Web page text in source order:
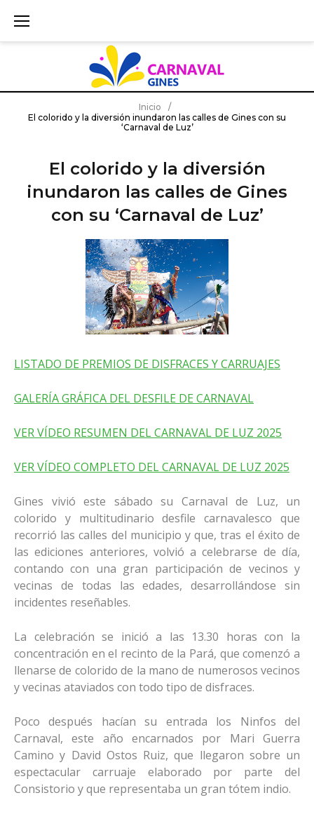
i
o
Inicio
/
El colorido y la diversión inundaron las calles de Gines con su
‘Carnaval de Luz’
El colorido y la diversión
inundaron las calles de Gines
con su ‘Carnaval de Luz’
LISTADO DE PREMIOS DE DISFRACES Y CARRUAJES
GALERÍA GRÁFICA DEL DESFILE DE CARNAVAL
VER VÍDEO RESUMEN DEL CARNAVAL DE LUZ 2025
VER VÍDEO COMPLETO DEL CARNAVAL DE LUZ 2025
Gines vivió este sábado su Carnaval de Luz, un
colorido y multitudinario desfile carnavalesco que
recorrió las calles del municipio y que, tras el éxito de
las ediciones anteriores, volvió a celebrarse de día,
contando con una gran participación de vecinos y
vecinas de todas las edades, desarrollándose sin
incidentes reseñables.
La celebración se inició a las 13.30 horas con la
concentración en el recinto de la Pará, que comenzó a
llenarse de colorido de la mano de numerosos vecinos
y vecinas ataviados con todo tipo de disfraces.
Poco después hacían su entrada los Ninfos del
Carnaval, este año encarnados por Mari Guerra
Camino y David Ostos Ruiz, que llegaron sobre un
espectacular carruaje elaborado por parte del
Consistorio y que representaba un gran tótem indio.